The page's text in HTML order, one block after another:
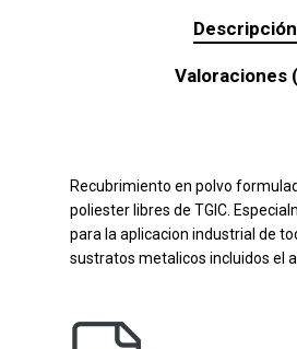
Descripción
Valoraciones
Recubrimiento en polvo
poliester libres de TGIC.
para la aplicacion industrial de
sustratos metalicos incluidos el